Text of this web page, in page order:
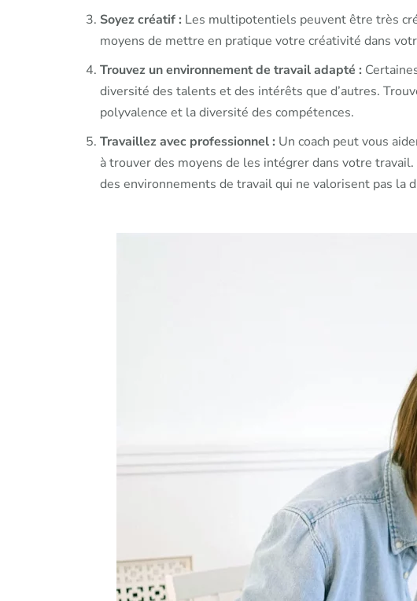
Soyez créatif : Les multipotentiels peuvent être très
moyens de mettre en pratique votre créativité dans
Trouvez un environnement de travail adapté :
diversité des talents et des intérêts que d’autres.
polyvalence et la diversité des compétences.
Travaillez avec professionnel : Un coach peut vous
à trouver des moyens de les intégrer dans votre
des environnements de travail qui ne valorisent pas la